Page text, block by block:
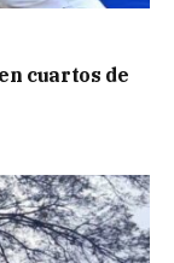
cuartos de